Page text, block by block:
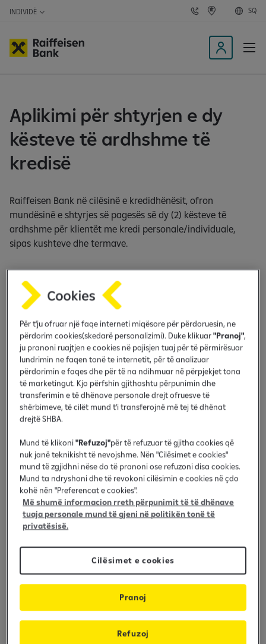
INDIVIDË
N
i
K
d
&
A
T
SQ
K
n
a
c
n
o
b
i
l
n
a
r
Aplikimi për shtyrjen e dy
kësteve të ardhshme të
kredisë
Raiffeisen Bank në cilësinë e kredidhënësit, ofron
mundësinë e shtyrjes së pagesës së dy (2) kësteve të
ardhshme për klientët me kredi personale/individuale,
sipas kushteve dhe termave.
Emri
Mbiemri
Numri personal
Email
Pa ndryshim të kushteve kontraktuale, përveç shtyrjes
së kësteve dhe rishpërndarjes së tyre në maturitet aktual
këstin e fundit të grumbulluar (duke përfshirë interesat), të
zbërthyer në tre këstet e fundit (ku maturiteti i kredisë do
Për t'ju ofruar një faqe interneti miqësore për përdoruesin, ne
përdorim cookies(skedarë personalizimi). Duke klikuar"Pranoj",
ju pranoni ruajtjen e cookies në pajisjen tuaj për të përmirësuar
lundrimin ne faqen tonë te internetit, për të analizuar
përdorimin e faqes dhe për të na ndihmuar në përpjekjet tona
të marketingut. Kjo përfshin gjithashtu përpunimin dhe
transferimin e të dhënave personale drejt ofruesve të
shërbimeve, të cilët mund t'i transferojnë më tej të dhënat
drejtë SHBA.
Mund të klikoni"Refuzoj"për të refuzuar të gjitha cookies që
nuk janë teknikisht të nevojshme. Nën "Cilësimet e cookies"
mund të zgjidhni nëse do të pranoni ose refuzoni disa cookies.
Mund ta ndryshoni dhe të revokoni cilësimin e cookies në çdo
kohë nën "Preferencat e cookies".
Më shumë informacion rreth përpunimit të të dhënave
tuaja personale mund të gjeni në politikën tonë të
privatësisë.
Cilësimet e cookies
Refuzoj
Pranoj